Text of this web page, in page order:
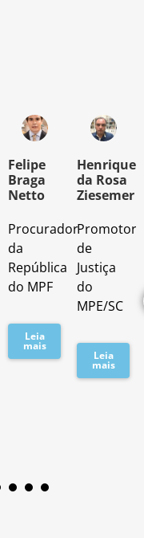
Felipe
Braga
Netto
Procurador
da
República
do MPF
Leia
mais
Henrique
da Rosa
Ziesemer
Promotor
de
Justiça
do
MPE/SC
Leia
mais
1 2 3